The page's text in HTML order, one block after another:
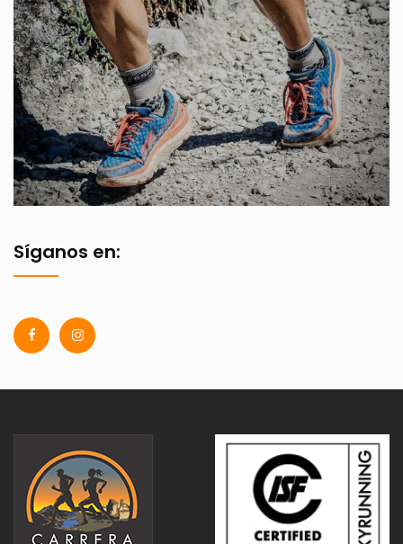
Síganos en: